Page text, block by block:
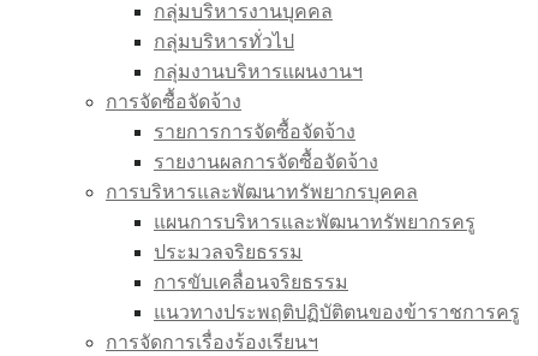
กลุ่มบริหารงานบุคคล
กลุ่มบริหารทั่วไป
กลุ่มงานบริหารแผนงานฯ
การจัดซื้อจัดจ้าง
รายการการจัดซื้อจัดจ้าง
รายงานผลการจัดซื้อจัดจ้าง
การบริหารและพัฒนาทรัพยากรบุคคล
แผนการบริหารและพัฒนาทรัพยากรครู
ประมวลจริยธรรม
การขับเคลื่อนจริยธรรม
แนวทางประพฤติปฏิบัติตนของข้าราชการครู
การจัดการเรื่องร้องเรียนฯ